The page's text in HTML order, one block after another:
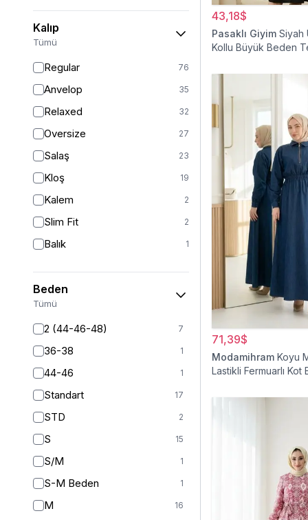
Kalıp
Tümü
Regular 76
Anvelop 35
Relaxed 32
Oversize 27
Salaş 23
Kloş 19
Kalem 2
Slim Fit 2
Balık 1
Beden
Tümü
2 (44-46-48) 7
36-38 1
44-46 1
Standart 17
STD 2
S 15
S/M 1
S-M Beden 1
M 16
43,18$
Pasaklı Giyim Siyah
Kollu Büyük Beden
71,39$
Modamihram Koyu
Lastikli Fermuarlı Kot